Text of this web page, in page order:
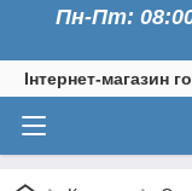
Пн-Пт:
Інтернет-магазин